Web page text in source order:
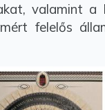
valamint
felelős